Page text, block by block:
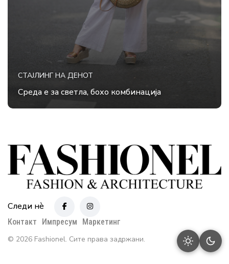
СТАЈЛИНГ НА ДЕНОТ
Среда е за светла, бохо комбинација
Следи нè
Контакт Импресум
Маркетинг
© 2026 Fashionel. Сите права задржани.